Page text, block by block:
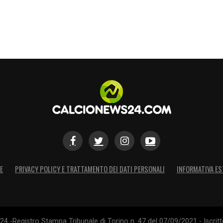
PRIVACY POLICY E TRATTAMENTO DEI DATI PERSONALI INFORMATIVA
-Registro Stampa Tribunale di Torino n. 47 del 07/09/2021 -